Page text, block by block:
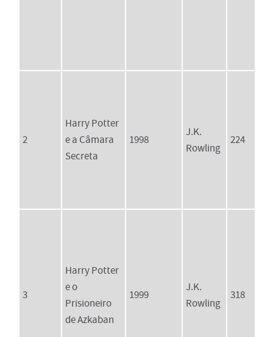
2
Harry Potter
e a Câmara
Secreta
1998
J.K.
Rowling
224
3
Harry Potter
e o
Prisioneiro
de Azkaban
1999
J.K.
Rowling
318